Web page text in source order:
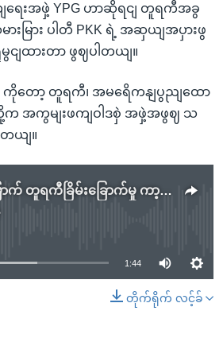
ေးအဖှဲ့ YPG ဟာဆိုရငျ တူရကီအခွ
းမြား ပါတီ PKK ရဲ့ အဆှယျအပှားဖွ
ထားတာ ဖွဈပါတယျ။
တော့ တူရကီ၊ အမရေိကနျပွညျထော
က အကွမျးဖကျဝါဒစှဲ အဖှဲ့အဖွဈ သ
ယျ။
ဆီးရီးယားအရှေ့မြောက် တူရကီခြိမ်းခြောက်မှု ကာ့ဒ်တို့စိုးရိမ်
source currently available
1:44
တိုက်ရိုက် လင့်ခ်